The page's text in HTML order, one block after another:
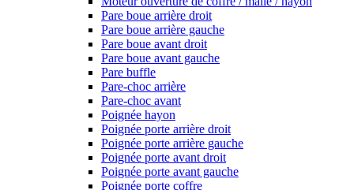
Pare boue arrière droit
Pare boue arrière gauche
Pare boue avant droit
Pare boue avant gauche
Pare buffle
Pare-choc arrière
Pare-choc avant
Poignée hayon
Poignée porte arrière droit
Poignée porte arrière gauche
Poignée porte avant droit
Poignée porte avant gauche
Poignée porte coffre